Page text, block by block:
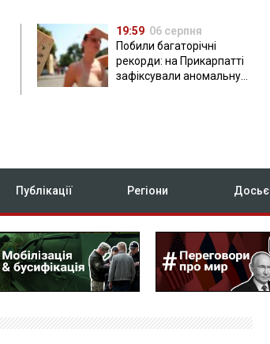
19:59 06 серпня
Побили багаторічні
рекорди: на Прикарпатті
зафіксували аномальну
Публікації Регіони Досьє